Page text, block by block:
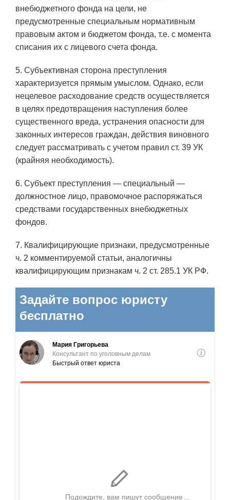
внебюджетного фонда на цели, не
предусмотренные специальным нормативным
правовым актом и бюджетом фонда, т.е. с момента
списания их с лицевого счета фонда.
5. Субъективная сторона преступления
характеризуется прямым умыслом. Однако, если
нецелевое расходование средств осуществляется
в целях предотвращения наступления более
существенного вреда, устранения опасности для
законных интересов граждан, действия виновного
следует рассматривать с учетом правил ст. 39 УК
(крайняя необходимость).
6. Субъект преступления — специальный —
должностное лицо, правомочное распоряжаться
средствами государственных внебюджетных
фондов.
7. Квалифицирующие признаки, предусмотренные
ч. 2 комментируемой статьи, аналогичны
квалифицирующим признакам ч. 2 ст. 285.1 УК РФ.